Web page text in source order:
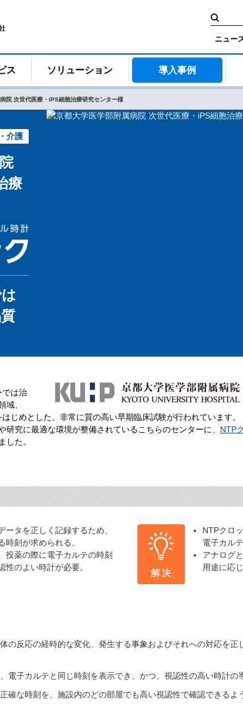
検
索:
ニュー
ス ソリューション 導入事例
院 次世代医療・iPS細胞治療研究センター様
介護
療
では治
域、
じめとした、非常に質の高い早期臨床試験が行われています。
究に最適な環境が整備されているこちらのセンターに、 NTPク
した。
ータを正しく記録するため、
時刻が求められる。
投薬の際に電子カルテの時刻
性のよい時計が必要。
NTPクロ
電子カル
アナログ
用途に応
の反応の経時的な変化、発生する事象およびそれへの対応を
電子カルテと同じ時刻を表示でき、かつ、視認性の高い時計の
確な時刻を、施設内のどの部屋でも高い視認性で確認できるよ